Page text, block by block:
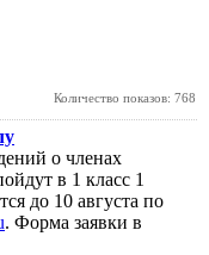
Количество показов: 768
о членах
в 1 класс 1
до 10 августа по
. Форма заявки в